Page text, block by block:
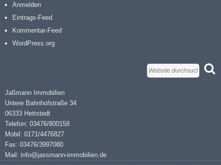
Anmelden
Eintrags-Feed
Kommentar-Feed
WordPress.org
Jaßmann Immobilien
Untere Bahnhofstraße 34
06333 Hettstedt
Telefon: 03476/800158
Mobil: 0171/4476827
Fax: 03476/3997080
Mail: info@jassmann-immobilien.de